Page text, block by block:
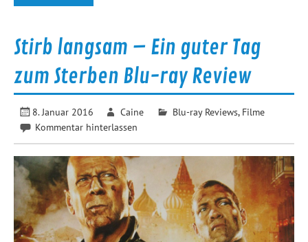
Stirb langsam – Ein guter Tag
zum Sterben Blu-ray Review
8. Januar 2016 Caine Blu-ray Reviews, Filme
Kommentar hinterlassen